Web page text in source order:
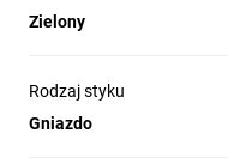
Zielony
Rodzaj styku
Gniazdo